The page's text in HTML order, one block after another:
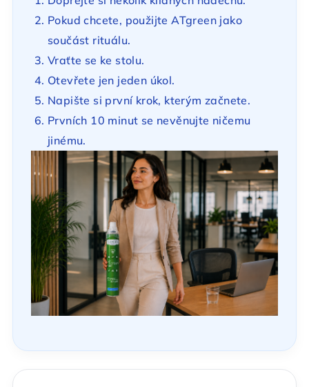
Pokud chcete, použijte ATgreen jako
součást rituálu.
Vraťte se ke stolu.
Otevřete jen jeden úkol.
Napište si první krok, kterým začnete.
Prvních 10 minut se nevěnujte ničemu
jinému.